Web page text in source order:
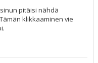
pitäisi nähdä
klikkaaminen vie